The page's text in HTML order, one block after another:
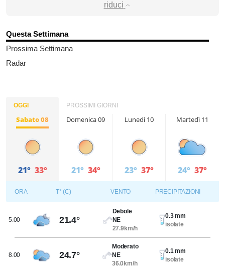
riduci
Questa Settimana
Prossima Settimana
Radar
OGGI PROSSIMI GIORNI
Sabato 08
21° 33°
Domenica 09
21° 34°
Lunedì 10
23° 37°
Martedì 11
24° 37°
ORA T° (C) VENTO PRECIPITAZIONI
5.00 21.4°
Debole
NE
27.9km/h
0.3 mm
isolate
8.00 24.7°
Moderato
NE
36.0km/h
0.1 mm
isolate